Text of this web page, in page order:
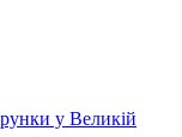
у Великій